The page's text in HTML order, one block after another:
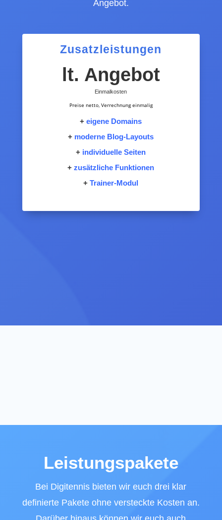
Angebot.
Zusatzleistungen
lt. Angebot
Einmalkosten
Preise netto, Verrechnung einmalig
+eigene Domains
+ moderne Blog-Layouts
+ individuelle Seiten
+zusätzliche Funktionen
+Trainer-Modul
Leistungspakete
Bei Digitennis bieten wir euch drei klar
definierte Pakete ohne versteckte Kosten an.